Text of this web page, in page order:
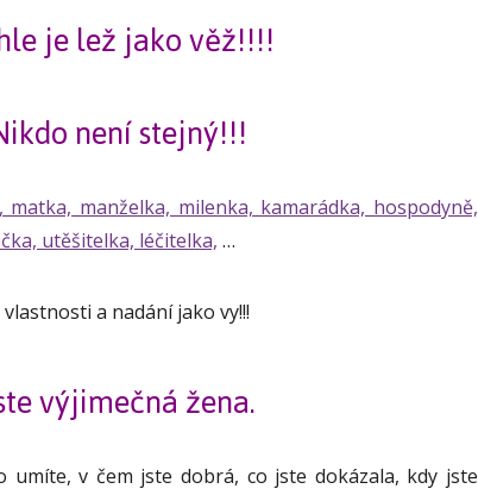
je lež jako věž!!!!
není stejný!!!
matka, manželka, milenka, kamarádka, hospodyně,
utěšitelka, léčitelka, …
a nadání jako vy!!!
výjimečná žena.
umíte, v čem jste dobrá, co jste dokázala, kdy jste